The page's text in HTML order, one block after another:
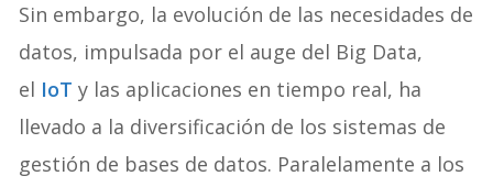
Sin embargo, la evolución de las necesidades de
datos, impulsada por el auge del Big Data,
el IoT y las aplicaciones en tiempo real, ha
llevado a la diversificación de los sistemas de
gestión de bases de datos. Paralelamente a los